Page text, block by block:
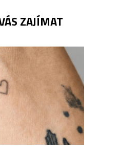
ZAJÍMAT